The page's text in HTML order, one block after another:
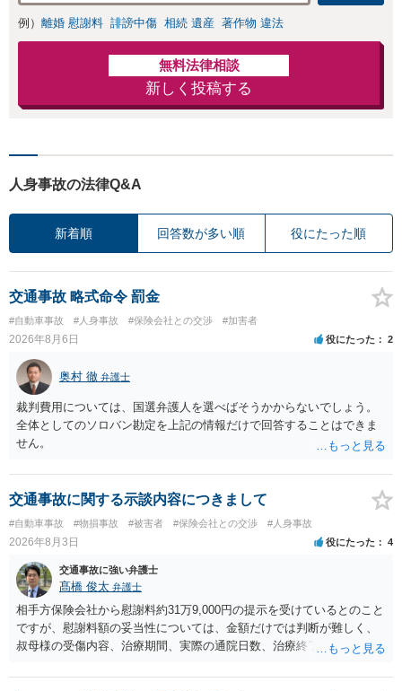
例） 離婚 慰謝料 誹謗中傷 相続 遺産 著作物 違法
無料法律相談
新しく投稿する
人身事故の法律Q&A
新着順 回答数が多い順 役にたった順
交通事故 略式命令 罰金
#自動車事故 #人身事故 #保険会社との交渉 #加害者
2026年8月6日 役にたった 2
奥村 徹 弁護士
裁判費用については、国選弁護人を選べばそうかからないでしょう。
全体としてのソロバン勘定を上記の情報だけで回答することはできま
せん。
交通事故に関する示談内容につきまして
#自動車事故 #物損事故 #被害者 #保険会社との交渉 #人身事故
2026年8月3日 役にたった 4
交通事故に強い弁護士
髙橋 俊太 弁護士
相手方保険会社から慰謝料約31万9,000円の提示を受けているとのこと
ですが、慰謝料額の妥当性については、金額だけでは判断が難しく、
叔母様の受傷内容、治療期間、実際の通院日数、治療終了の経緯、後
確認する必要があります。保険会社から提示される慰謝料額について